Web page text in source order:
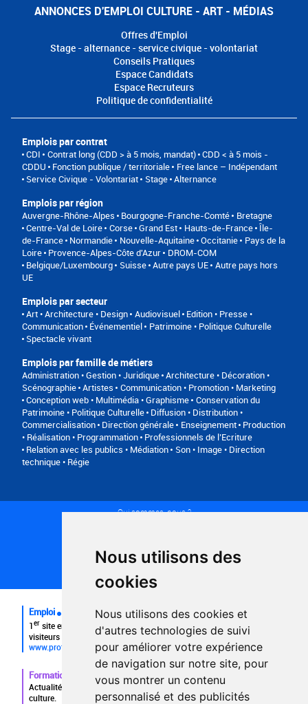
Nous utilisons des
cookies
Nous utilisons des cookies et
d'autres technologies de suivi
pour améliorer votre expérience
de navigation sur notre site, pour
vous montrer un contenu
personnalisé et des publicités
ANNONCES D'EMPLOI CULTURE - ART - MÉDIAS
Offres d'Emploi
Stage - alternance - service civique - volontariat
Conseils Pratiques
Espace Candidats
Espace Recruteurs
Politique de confidentialité
Emplois par contrat
CDI Contrat long (CDD > à 5 mois, mandat) CDD < à 5 mois -
CDDU
Fonction publique / territoriale
Free lance – Indépendant
Service Civique - Volontariat
Stage Alternance
Emplois par région
Auvergne-Rhône-Alpes Bourgogne-Franche-Comté
Bretagne
Centre-Val de Loire Corse Grand Est Hauts-de-France Île-
de-France Normandie Nouvelle-Aquitaine Occitanie
Pays de la
Loire Provence-Alpes-Côte d'Azur
DROM-COM
Belgique/Luxembourg
Suisse Autre pays UE Autre pays hors
UE
Emplois par secteur
Art • Architecture • Design Audiovisuel Edition • Presse •
Communication Événementiel
Patrimoine • Politique Culturelle
Spectacle vivant
Emplois par famille de métiers
Administration • Gestion • Juridique Architecture • Décoration •
Scénographie Artistes
Communication • Promotion • Marketing
Conception web • Multimédia • Graphisme Conservation du
Patrimoine • Politique Culturelle Diffusion • Distribution •
Commercialisation Direction générale Enseignement Production
• Réalisation • Programmation Professionnels de l’Ecriture
Relation avec les publics • Médiation
Son • Image • Direction
technique • Régie
Qui sommes-nous ?
Plan du site
FAQ recruteurs
FAQ
Emploi
1er site emploi du secteur culturel 784.000 visites et 230.000
visiteurs uniques par mois.
www.profilculture.com
Formation
Actualités, guide et annuaire des formations aux métiers de la
culture.